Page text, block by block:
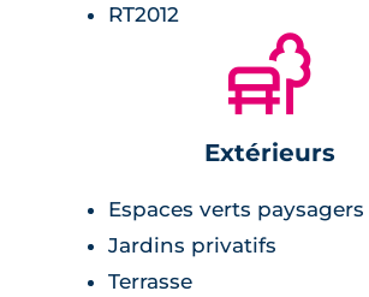
RT2012
🌲
Extérieurs
Espaces verts paysagers
Jardins privatifs
Terrasse